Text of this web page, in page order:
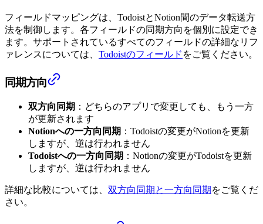
フィールドマッピングは、TodoistとNotion間のデータ転送方
法を制御します。各フィールドの同期方向を個別に設定でき
ます。サポートされているすべてのフィールドの詳細なリフ
ァレンスについては、 Todoistのフィールド をご覧ください。
同期方向
双方向同期 ：どちらのアプリで変更しても、もう一方
が更新されます
Notionへの一方向同期 ：Todoistの変更がNotionを更新
しますが、逆は行われません
Todoistへの一方向同期 ：Notionの変更がTodoistを更新
しますが、逆は行われません
詳細な比較については、 双方向同期と一方向同期 をご覧くだ
さい。